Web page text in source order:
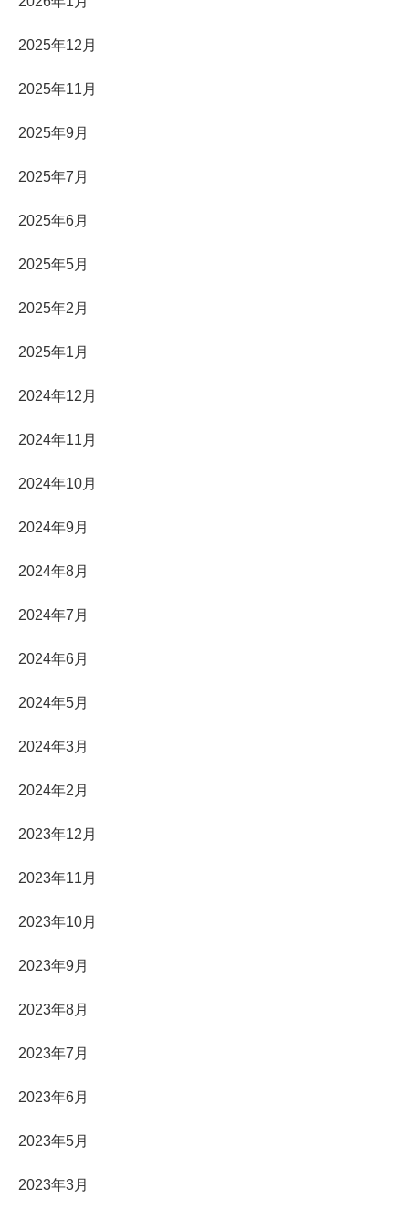
2025年12月
2025年11月
2025年9月
2025年7月
2025年6月
2025年5月
2025年2月
2025年1月
2024年12月
2024年11月
2024年10月
2024年9月
2024年8月
2024年7月
2024年6月
2024年5月
2024年3月
2024年2月
2023年12月
2023年11月
2023年10月
2023年9月
2023年8月
2023年7月
2023年6月
2023年5月
2023年3月